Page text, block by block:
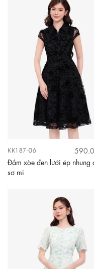
KK187-06
Đầm xòe đen lưới ép nhung
sơ mi